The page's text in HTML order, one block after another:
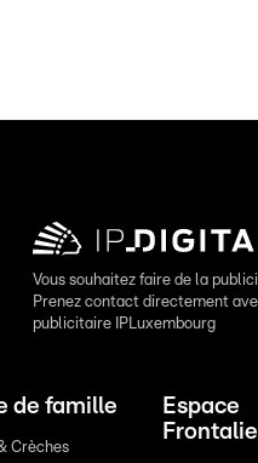
Vous souhaitez faire de la
Prenez contact directement
publicitaire IPLuxembourg
de famille
Crèches
Espace